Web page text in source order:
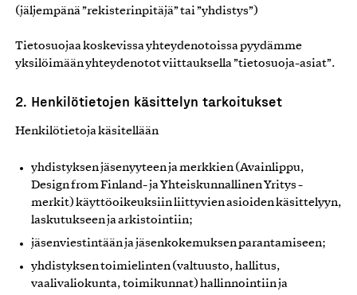
(jäljempänä ”rekisterinpitäjä” tai ”yhdistys”)
Tietosuojaa koskevissa yhteydenotoissa pyydämme
yksilöimään yhteydenotot viittauksella ”tietosuoja-asiat”.
2. Henkilötietojen käsittelyn tarkoitukset
Henkilötietoja käsitellään
yhdistyksen jäsenyyteen ja merkkien (Avainlippu,
Design from Finland- ja Yhteiskunnallinen Yritys -
merkit) käyttöoikeuksiin liittyvien asioiden käsittelyyn,
laskutukseen ja arkistointiin;
jäsenviestintään ja jäsenkokemuksen parantamiseen;
yhdistyksen toimielinten (valtuusto, hallitus,
vaalivaliokunta, toimikunnat) hallinnointiin ja